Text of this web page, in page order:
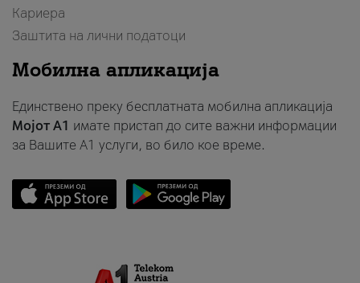
Кариера
Заштита на лични податоци
Мобилна апликација
Единствено преку бесплатната мобилна апликација
Мојот A1 имате пристап до сите важни информации
за Вашите A1 услуги, во било кое време.